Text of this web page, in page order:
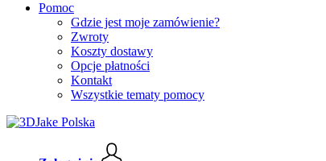
Pomoc
Gdzie jest moje zamówienie?
Zwroty
Koszty dostawy
Opcje płatności
Kontakt
Wszystkie tematy pomocy